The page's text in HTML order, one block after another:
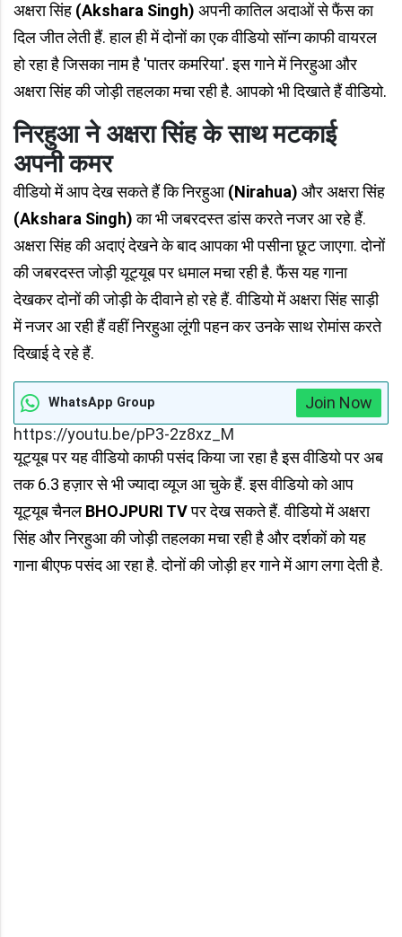
अक्षरा सिंह (Akshara Singh) अपनी कातिल अदाओं से फैंस का
दिल जीत लेती हैं. हाल ही में दोनों का एक वीडियो सॉन्ग काफी वायरल
हो रहा है जिसका नाम है 'पातर कमरिया'. इस गाने में निरहुआ और
अक्षरा सिंह की जोड़ी तहलका मचा रही है. आपको भी दिखाते हैं वीडियो.
निरहुआ ने अक्षरा सिंह के साथ मटकाई
अपनी कमर
वीडियो में आप देख सकते हैं कि निरहुआ(Nirahua) और अक्षरा सिंह
(Akshara Singh)का भी जबरदस्त डांस करते नजर आ रहे हैं.
अक्षरा सिंह की अदाएं देखने के बाद आपका भी पसीना छूट जाएगा. दोनों
की जबरदस्त जोड़ी यूट्यूब पर धमाल मचा रही है. फैंस यह गाना
देखकर दोनों की जोड़ी के दीवाने हो रहे हैं. वीडियो में अक्षरा सिंह साड़ी
में नजर आ रही हैं वहीं निरहुआ लूंगी पहन कर उनके साथ रोमांस करते
दिखाई दे रहे हैं.
WhatsApp Group
Join Now
https://youtu.be/pP3-2z8xz_M
यूट्यूब पर यह वीडियो काफी पसंद किया जा रहा है इस वीडियो पर अब
तक 6.3 हज़ार से भी ज्यादा व्यूज आ चुके हैं. इस वीडियो को आप
यूट्यूब चैनल BHOJPURI TVपर देख सकते हैं. वीडियो में अक्षरा
सिंह और निरहुआ की जोड़ी तहलका मचा रही है और दर्शकों को यह
गाना बीएफ पसंद आ रहा है. दोनों की जोड़ी हर गाने में आग लगा देती है.